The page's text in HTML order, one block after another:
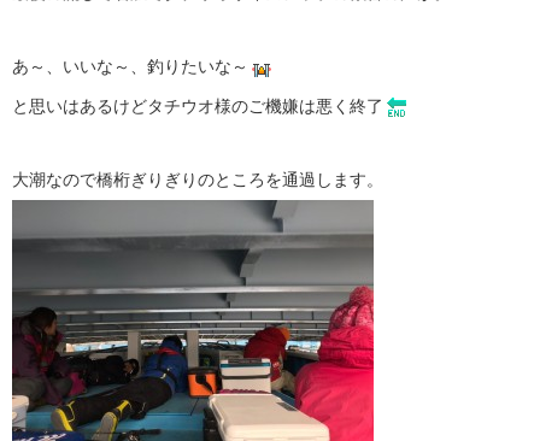
あ～、いいな～、釣りたいな～
と思いはあるけどタチウオ様のご機嫌は悪く終了
大潮なので橋桁ぎりぎりのところを通過します。